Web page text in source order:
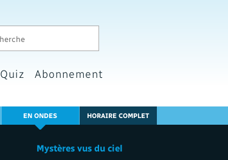
Quiz Abonnement
EN ONDES HORAIRE COMPLET
Mystères vus du ciel